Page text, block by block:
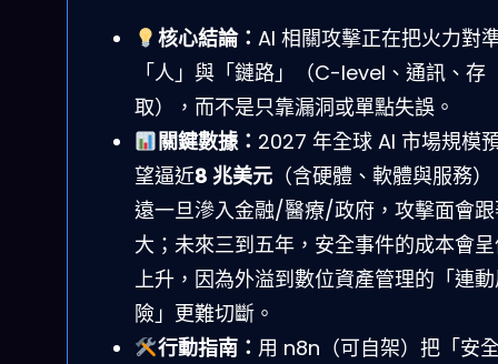
核心結論： AI 相關攻擊正在把火力對
「人」與「鏈路」（C-level、通訊、存
取），而不是只靠漏洞或單點失誤。
關鍵數據： 2027 年全球 AI 市場規模
望逼近8 兆美元 （含硬體、軟體與服務
遠一旦滲入金融/醫療/政府，攻擊面會
大；未來三到五年，安全事件的成本會
上升，因為外溢到數位資產管理的「連
險」更難切斷。
行動指南： 用 n8n（可自架）把「安